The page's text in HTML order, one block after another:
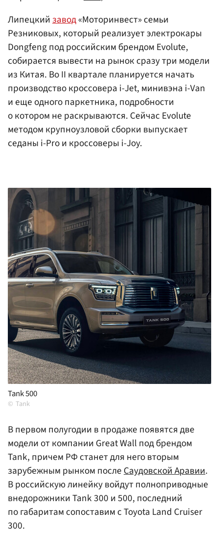
Липецкийзавод«Моторинвест» семьи
Резниковых, который реализует электрокары
Dongfeng под российским брендом Evolute,
собирается вывести на рынок сразу три модели
из Китая. Во II квартале планируется начать
производство кроссовера i-Jet, минивэна i-Van
и еще одного паркетника, подробности
о котором не раскрываются. Сейчас Evolute
методом крупноузловой сборки выпускает
седаны i-Pro и кроссоверы i-Joy.
Tank 500
Tank
В первом полугодии в продаже появятся две
модели от компании Great Wall под брендом
Tank, причем РФ станет для него вторым
зарубежным рынком послеСаудовской Аравии.
В российскую линейку войдут полноприводные
внедорожники Tank 300 и 500, последний
по габаритам сопоставим с Toyota Land Cruiser
300.